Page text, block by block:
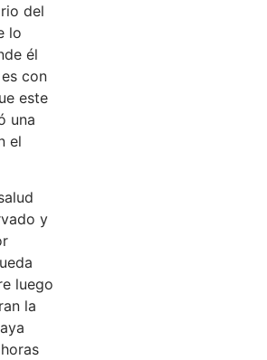
del
lo
él
con
este
una
el
y
luego
la